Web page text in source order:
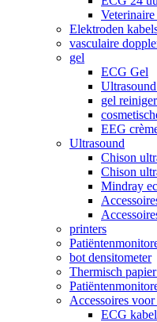
Elektroden
vasculaire
gel
ECG Gel
gel
EEG
Ultrasound
Chison
Chison
Mindray
printers
bot densitometer
Thermisch
Accessoires
ECG